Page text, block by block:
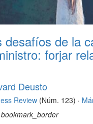
desafíos de la
forjar
Deusto
Review (Núm. 123) ·
bookmark_border